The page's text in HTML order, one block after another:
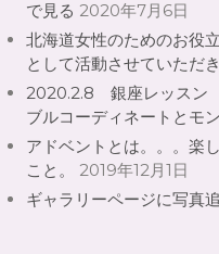
で見る 2020年7月6日
北海道女性のためのお役
として活動させていただ
2020.2.8 銀座レッスン
ブルコーディネートとモ
アドベントとは。。。楽
こと。
2019年12月1日
ギャラリーページに写真